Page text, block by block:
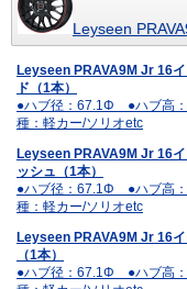
Leyseen
Leyseen PRAVA9M Jr 16
ド（1本）
●ハブ径：67.1Φ ●ハブ高
種：軽カー/ソリオetc
Leyseen PRAVA9M Jr 16
ッシュ（1本）
●ハブ径：67.1Φ ●ハブ高
種：軽カー/ソリオetc
Leyseen PRAVA9M Jr 16
（1本）
●ハブ径：67.1Φ ●ハブ高